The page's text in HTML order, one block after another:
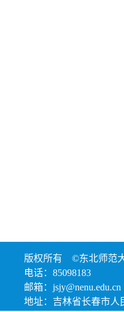
版权所有 ©东北师
电话：85098183
邮箱：jsjy@nenu.edu.cn
地址：吉林省长春市人